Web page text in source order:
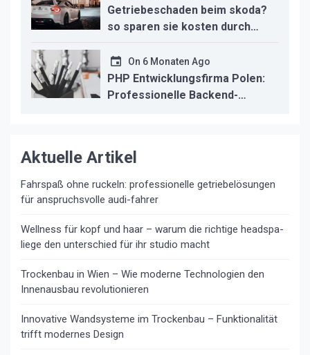
Getriebeschaden beim skoda?
so sparen sie kosten durch
professionelle instandsetzung
On 6 Monaten Ago
PHP Entwicklungsfirma Polen:
Professionelle Backend-
Aktuelle Artikel
Fahrspaß ohne ruckeln: professionelle getriebelösungen
für anspruchsvolle audi-fahrer
Wellness für kopf und haar – warum die richtige headspa-
liege den unterschied für ihr studio macht
Trockenbau in Wien – Wie moderne Technologien den
Innenausbau revolutionieren
Innovative Wandsysteme im Trockenbau – Funktionalität
trifft modernes Design